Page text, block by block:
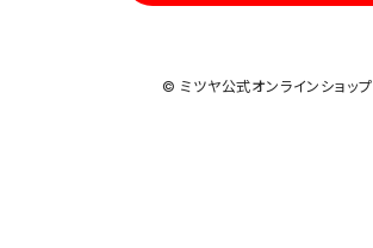
© ミツヤ公式オンラインショップ